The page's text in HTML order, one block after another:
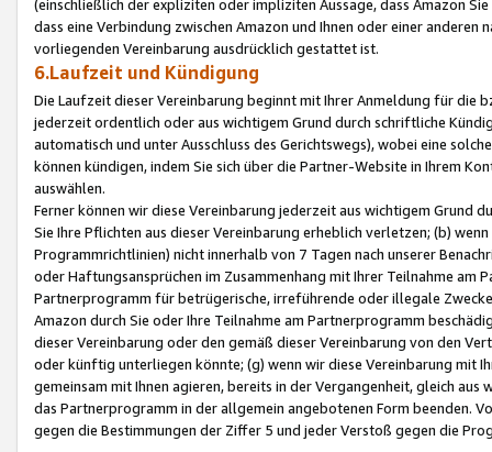
(einschließlich der expliziten oder impliziten Aussage, dass Amazon
dass eine Verbindung zwischen Amazon und Ihnen oder einer
vorliegenden Vereinbarung ausdrücklich gestattet ist.
6.Laufzeit und Kündigung
Die Laufzeit dieser Vereinbarung beginnt mit Ihrer Anmeldung für die
jederzeit ordentlich oder aus wichtigem Grund durch schriftliche
automatisch und unter Ausschluss des Gerichtswegs), wobei eine
können kündigen, indem Sie sich über die Partner-Website in Ihrem
auswählen.
Ferner können wir diese Vereinbarung jederzeit aus wichtigem Grund
Sie Ihre Pflichten aus dieser Vereinbarung erheblich verletzen; (b)
Programmrichtlinien) nicht innerhalb von 7 Tagen nach unserer
oder Haftungsansprüchen im Zusammenhang mit Ihrer Teilnahme am
Partnerprogramm für betrügerische, irreführende oder illegale
Amazon durch Sie oder Ihre Teilnahme am Partnerprogramm
dieser Vereinbarung oder den gemäß dieser Vereinbarung von den
oder künftig unterliegen könnte; (g) wenn wir diese Vereinbarung mit
gemeinsam mit Ihnen agieren, bereits in der Vergangenheit, gleich
das Partnerprogramm in der allgemein angebotenen Form beenden.
gegen die Bestimmungen der Ziffer 5 und jeder Verstoß gegen die